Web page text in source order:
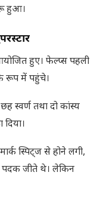
हुआ।
हुए। फेल्प्स पहली
रूप में पहुंचे।
स्वर्ण तथा दो कांस्य
स्पिट्ज से होने लगी,
पदक जीते थे। लेकिन